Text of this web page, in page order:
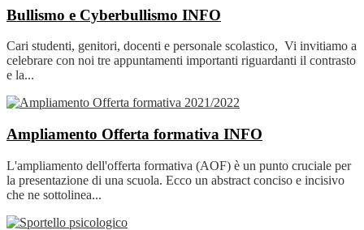
Bullismo e Cyberbullismo INFO
Cari studenti, genitori, docenti e personale scolastico, Vi invitiamo a
celebrare con noi tre appuntamenti importanti riguardanti il contrasto
e la...
Ampliamento Offerta formativa INFO
L'ampliamento dell'offerta formativa (AOF) è un punto cruciale per
la presentazione di una scuola. Ecco un abstract conciso e incisivo
che ne sottolinea...